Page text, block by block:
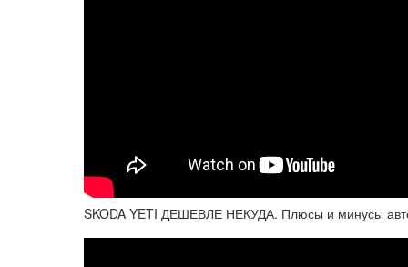
SKODA YETI ДЕШЕВЛЕ НЕКУДА. Плюсы и минусы